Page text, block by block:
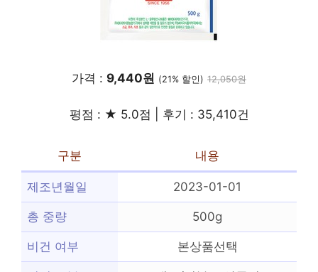
가격 : 9,440원 (21% 할인) 12,050원
평점 : ★ 5.0점 | 후기 : 35,410건
구분 내용
제조년월일 2023-01-01
총 중량 500g
비건 여부 본상품선택